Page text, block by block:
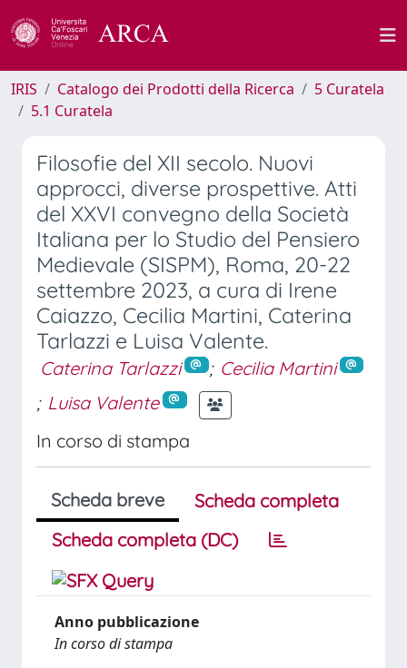
IRIS Catalogo dei Prodotti della Ricerca
5 Curatela
5.1 Curatela
Filosofie del XII secolo. Nuovi
approcci, diverse prospettive. Atti
del XXVI convegno della Società
Italiana per lo Studio del Pensiero
Medievale (SISPM), Roma, 20-22
settembre 2023, a cura di Irene
Caiazzo, Cecilia Martini, Caterina
Tarlazzi e Luisa Valente.
Caterina Tarlazzi ; Cecilia Martini
; Luisa Valente
In corso di stampa
Scheda breve
Scheda completa
Scheda completa (DC)
Anno pubblicazione
In corso di stampa